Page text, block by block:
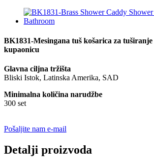
BK1831-Mesingana tuš košarica za
kupaonicu
Glavna ciljna tržišta
Bliski Istok, Latinska Amerika, SAD
Minimalna količina narudžbe
300 set
Pošaljite nam e-mail
Detalji proizvoda